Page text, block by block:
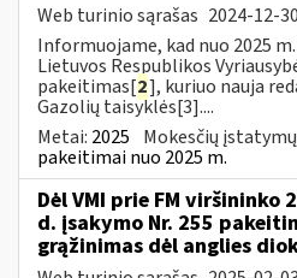
Web turinio sąrašas 2024-12-30
Informuojame, kad nuo 2025
Lietuvos Respublikos
pakeitimas[2], kuriuo nauja
Gazolių taisyklės[3]....
Metai: 2025 Mokesčių
pakeitimai nuo 2025 m.
Dėl VMI prie FM viršininko
d. įsakymo Nr. 255
grąžinimas dėl anglies